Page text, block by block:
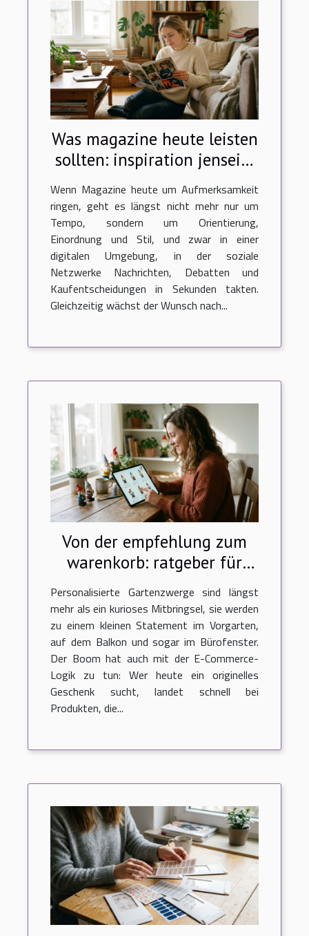
Was magazine heute leisten
sollten: inspiration jenseits
von trends
Wenn Magazine heute um Aufmerksamkeit
ringen, geht es längst nicht mehr nur um
Tempo, sondern um Orientierung,
Einordnung und Stil, und zwar in einer
digitalen Umgebung, in der soziale
Netzwerke Nachrichten, Debatten und
Kaufentscheidungen in Sekunden takten.
Gleichzeitig wächst der Wunsch nach...
Von der empfehlung zum
warenkorb: ratgeber für
personalisierte
gartenzwerge im online-
shop
Personalisierte Gartenzwerge sind längst
mehr als ein kurioses Mitbringsel, sie werden
zu einem kleinen Statement im Vorgarten,
auf dem Balkon und sogar im Bürofenster.
Der Boom hat auch mit der E-Commerce-
Logik zu tun: Wer heute ein originelles
Geschenk sucht, landet schnell bei
Produkten, die...